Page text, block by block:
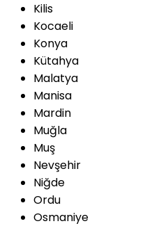
Kilis
Kocaeli
Konya
Kütahya
Malatya
Manisa
Mardin
Muğla
Muş
Nevşehir
Niğde
Ordu
Osmaniye